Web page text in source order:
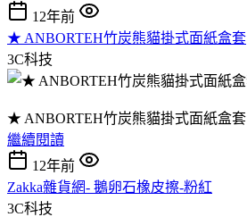
12年前
★ ANBORTEH竹炭熊貓掛式面紙盒套
3C科技
★ ANBORTEH竹炭熊貓掛式面紙盒套
繼續閱讀
12年前
Zakka雜貨網- 鵝卵石橡皮擦-粉紅
3C科技